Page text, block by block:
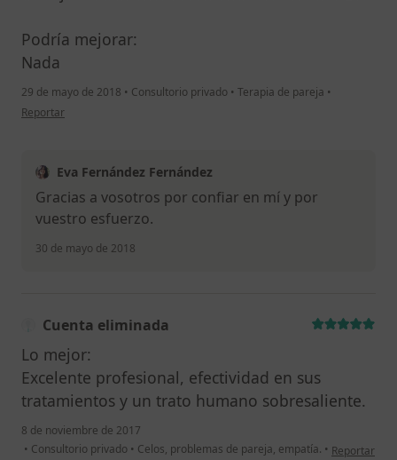
Podría mejorar:
Nada
29 de mayo de 2018 • Consultorio privado • Terapia de pareja •
en opinión del usuario Cuenta eliminada
Reportar
Eva Fernández Fernández
Gracias a vosotros por confiar en mí y por
vuestro esfuerzo.
30 de mayo de 2018
Cuenta eliminada
Lo mejor:
Excelente profesional, efectividad en sus
tratamientos y un trato humano sobresaliente.
8 de noviembre de 2017
• Consultorio privado • Celos, problemas de pareja, empatía. • en opinión
Reportar